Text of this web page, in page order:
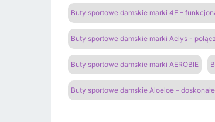
Buty sportowe damskie marki 4F –
Buty sportowe damskie marki Aclys -
Buty sportowe damskie marki AEROBIE
Buty sportowe damskie Aloeloe –